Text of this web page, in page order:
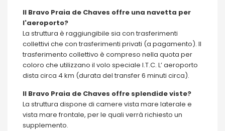
Il Bravo Praia de Chaves offre una navetta per
l'aeroporto?
La struttura è raggiungibile sia con trasferimenti
collettivi che con trasferimenti privati (a pagamento). Il
trasferimento collettivo è compreso nella quota per
coloro che utilizzano il volo speciale I.T.C. L’ aeroporto
dista circa 4 km (durata del transfer 6 minuti circa).
Il Bravo Praia de Chaves offre splendide viste?
La struttura dispone di camere vista mare laterale e
vista mare frontale, per le quali verrà richiesto un
supplemento.